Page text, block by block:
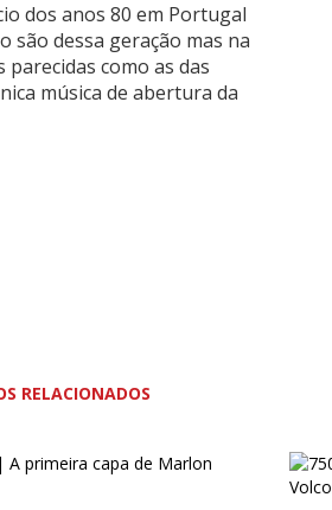
dos anos 80 em Portugal
são dessa geração mas na
como as das
música de abertura da
RELACIONADOS